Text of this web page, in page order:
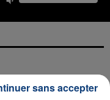
sans accepter